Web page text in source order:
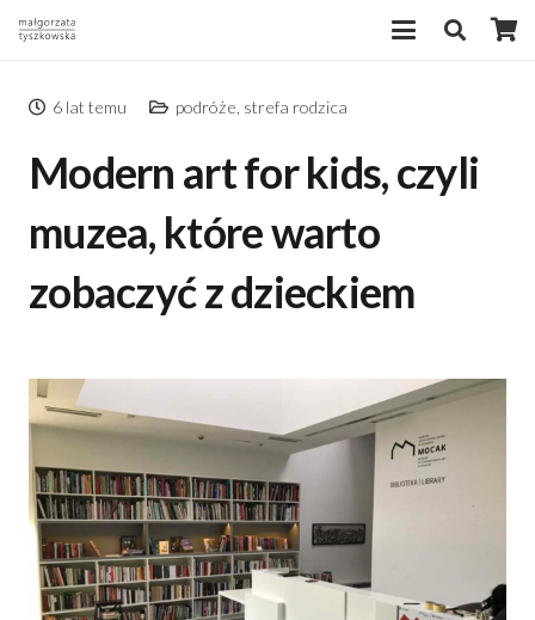
6 lat temu podróże strefa rodzica
Modern art for kids, czyli
muzea, które warto
zobaczyć z dzieckiem